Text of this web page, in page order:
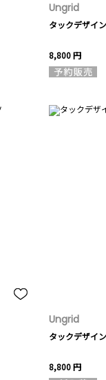
Ungrid
タックデザイ
8,800 円
Ungrid
タックデザイ
8,800 円